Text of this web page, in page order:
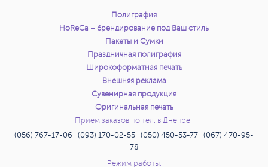
Полиграфия
HoReCa – брендирование под Ваш стиль
Пакеты и Сумки
Праздничная полиграфия
Широкоформатная печать
Внешняя реклама
Сувенирная продукция
Оригинальная печать
Прием заказов по тел. в Днепре :
(056) 767-17-06 (093) 170-02-55 (050) 450-53-77 (067) 470-95-
78
Режим работы: